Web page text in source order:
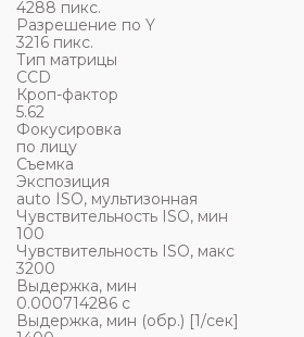
4288 пикс.
Разрешение по Y
3216 пикс.
Тип матрицы
СCD
Кроп-фактор
5.62
Фокусировка
по лицу
Съемка
Экспозиция
auto ISO, мультизонная
Чувствительность ISO, мин
100
Чувствительность ISO, макс
3200
Выдержка, мин
0.000714286 c
Выдержка, мин (обр.) [1/сек]